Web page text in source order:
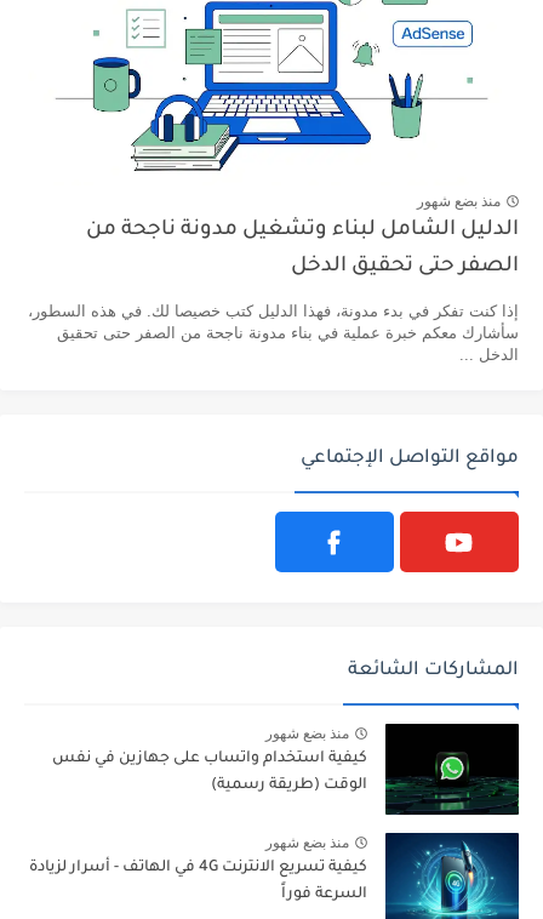
منذ بضع شهور
الدليل الشامل لبناء وتشغيل مدونة ناجحة من
الصفر حتى تحقيق الدخل
إذا كنت تفكر في بدء مدونة، فهذا الدليل كتب خصيصا لك. في هذه السطور،
سأشارك معكم خبرة عملية في بناء مدونة ناجحة من الصفر حتى تحقيق
الدخل ...
مواقع التواصل الإجتماعي
المشاركات الشائعة
منذ بضع شهور
كيفية استخدام واتساب على جهازين في نفس
الوقت (طريقة رسمية)
منذ بضع شهور
كيفية تسريع الانترنت 4G في الهاتف - أسرار لزيادة
السرعة فوراً